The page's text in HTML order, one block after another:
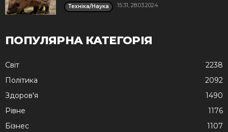
Техніка/Наука 15:31, 28.03.2024
ПОПУЛЯРНА КАТЕГОРІЯ
Cвіт
2238
Політика
2092
Здоров'я
1490
Рівне
1176
Бізнес
1107